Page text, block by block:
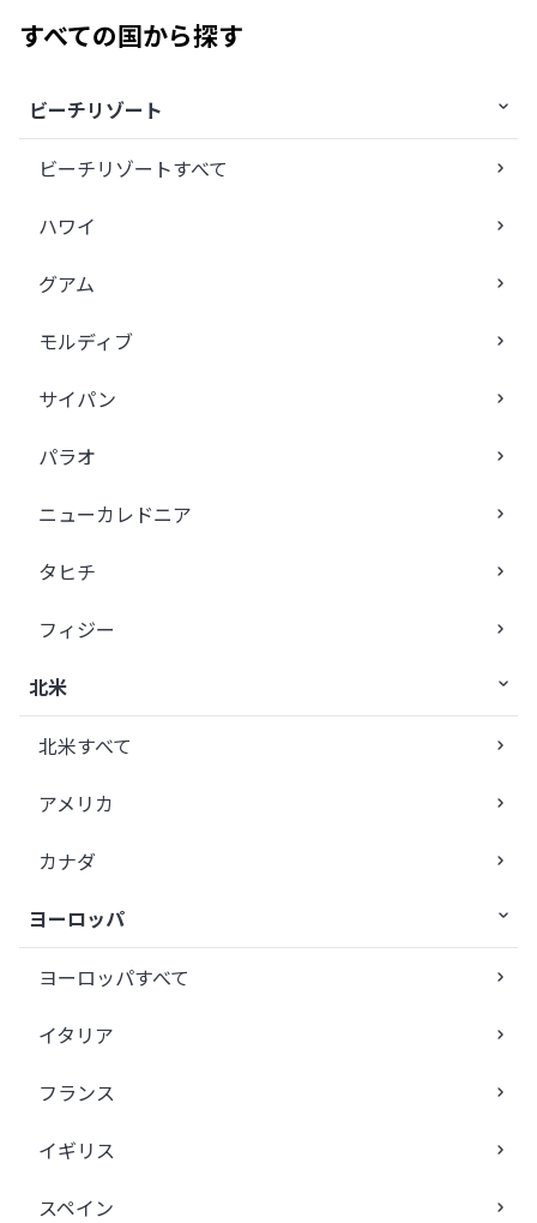
すべての国から探す
ビーチリゾート
ビーチリゾートすべて
ハワイ
グアム
モルディブ
サイパン
パラオ
ニューカレドニア
タヒチ
フィジー
北米
北米すべて
アメリカ
カナダ
ヨーロッパ
ヨーロッパすべて
イタリア
フランス
イギリス
スペイン